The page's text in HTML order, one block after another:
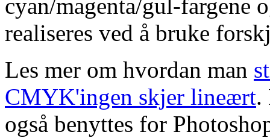
cyan/magenta/gul-fargene
realiseres ved å bruke
Les mer om hvordan man
CMYK'ingen skjer lineært.
også benyttes for